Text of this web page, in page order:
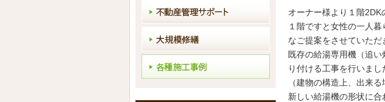
オーナー様より１階2DK
１階ですと女性の一人
なご提案をさせていただ
既存の給湯専用機（追
り付ける工事を行いまし
（建物の構造上、出来
新しい給湯機の形状に合